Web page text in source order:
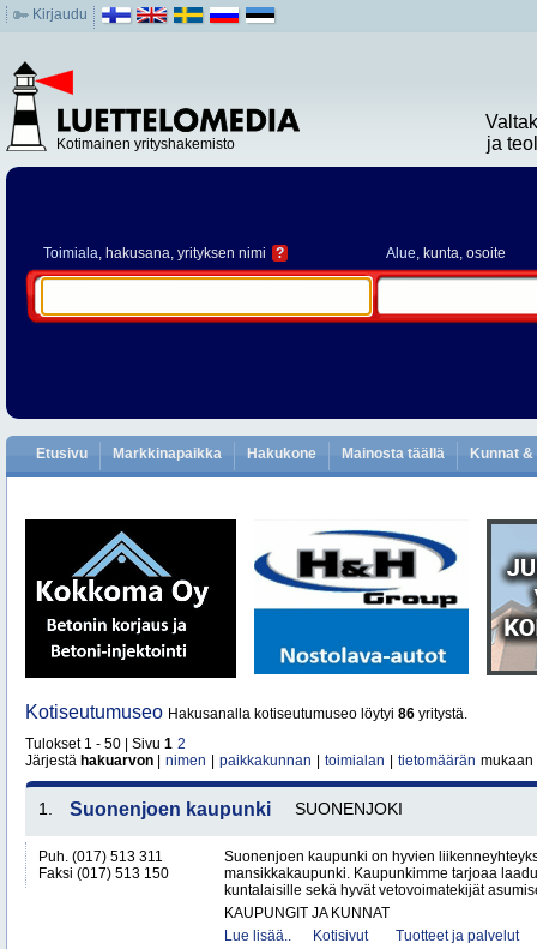
Kirjaudu
Kotimainen yrityshakemisto
ja
Toimiala, hakusana, yrityksen nimi ? Alue, kunta, osoite
Etusivu Markkinapaikka Hakukone Mainosta täällä Kunnat
Kotiseutumuseo Hakusanalla kotiseutumuseo löytyi 86 yritystä.
Tulokset 1 - 50 | Sivu 1 2
Järjestä hakuarvon nimen paikkakunnan toimialan tietomäärän mukaan
1. Suonenjoen kaupunki SUONENJOKI
Puh. (017) 513 311
Faksi (017) 513 150
Suonenjoen kaupunki on hyvien
mansikkakaupunki. Kaupunkimme tarjoaa
kuntalaisille sekä hyvät vetovoimatekijät
KAUPUNGIT JA KUNNAT
Lue lisää..
Kotisivut Tuotteet ja palvelut